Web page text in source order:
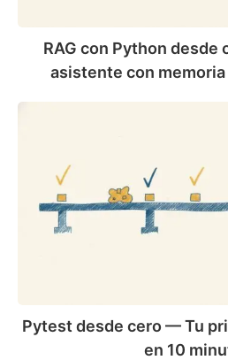
con
RAG con Python
asistente con
—
Tu
en
10
Pytest desde cero — Tu
en 10